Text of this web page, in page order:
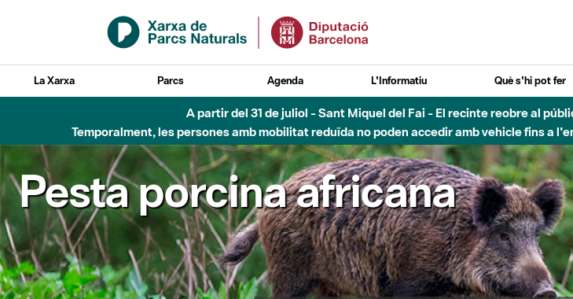
Salta al contingut principal
La Xarxa Parcs Agenda L'Informatiu Què s'hi pot fer
A partir del 31 de juliol - Sant Miquel del Fai - El recinte reobre al
Temporalment, les persones amb mobilitat reduïda no poden accedir amb vehicle fins a
Pesta porcina africana